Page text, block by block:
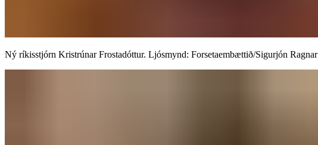
Ný ríkisstjórn Kristrúnar Frostadóttur. Ljósmynd: Forsetaembættið/Sigurjón Ragnar​​​​‌ ‍ ​‍​‍‌‍ ‌ ​‍‌‍‍‌‌‍‌ ‌‍‍‌‌‍ ‍​‍​‍​ ‍‍​‍​‍‌ ​ ‌‍​‌‌‍ ‍‌‍‍‌‌ ‌​‌ ‍‌​‍ ‍‌‍‍‌‌‍ ​‍​‍​‍ ​​‍​‍‌‍‍​‌ ​‍‌‍‌‌‌‍‌‍​‍​‍​ ‍‍​‍​‍‌‍‍​‌ ‌​‌ ‌​‌ ​​‌ ​ ​‍ ​‍ ‌‍‌‍‌‍ ‌ ​‍‌ ​ ‌‍‌‌‌ ‌​‌‍‍‌​‍ ‌‌‍‍‌‌ ​ ‌‍ ​‌‍​‌‌‍ ‍‌‍‌​‌ ​ ​‍ ‍‌ ‌‍‌‍‌‌‌ ​‍‌‍​ ‌‍‌‌‌‍ ​​‍ ‍‌‍​‌‌ ​​‌ ​​​‍ ‌ ​ ‌ ‌​‌ ‌‌‌‍‌​‌‍‍‌‌‍ ​‍ ‌‍‍‌‌‍ ‍‌ ‌​‌‍‌‌‌‍ ‍‌ ‌​​‍ ‌‍‌‌‌‍‌​‌‍‍‌‌ ‌​​‍ ‌‍ ‌‌‍ ‌‍‌​‌‍‌‌​ ‌‌ ​​‌ ​‍‌‍‌‌‌ ​ ‌‍‌‌‌‍ ‍‌ ‌​‌‍​‌‌ ‌​‌‍‍‌‌‍ ‌‍ ‍​ ‍ ‌‍‍‌‌‍‌​​ ‌‌ ​ ‌​‍‌‌​‌​‌‍‍​‌​​‌‌‍‌​‌‍​ ​ ‌‌‌‌‌​‌​​ ‌‌‍​‌‌​ ‌‌‌‌‌​‍‌​ ‌​‌​ ‌​ ​ ‌‌​ ‌‌‌‌‌‍ ‌​ ​​‌ ‍‍​ ‍ ‌ ‌​‌ ‍‌‌ ​​‌‍‌‌​ ‌‌‍ ‍‌‍‌‌‌ ‌ ‌ ​ ​ ‍ ‌ ​​‌‍​‌‌ ‌​‌‍‍​​ ‌‌ ​​‌‍​‌‌‍‌ ‌‍‌‌‌​​‍‌ ‌‌‌‍‍‌‌‍ ​‌‍‌​‌‍‌‌‌ ​‍​‍‌‌​ ‌‌‌​​‍‌‌ ‌‍‍ ‌‍‌‌‌ ‍‌​‍‌‌​ ​ ‌​‌​​‍‌‌​ ​ ‌​‌​​‍‌‌​ ​‍​ ​‍​ ‌​‌‍‌‍‌‍​‍‌‍‌​​ ‌‌​ ‍‌‌‍​ ​ ‌‍​‍ ‌​ ‌‌‌‍‌‍​ ​‌​ ‌ ​‍ ‌​ ‌​​ ‌ ​ ‌ ​ ‌​​‍ ‌​ ‍‌​ ‍​​ ​ ‌‍​‍​‍ ‌​ ‌‌‌‍‌‌‌‍‌​‌‍​‌​ ‌ ​ ‌ ​ ​​​ ​ ‌‍​‌​ ‍​​ ‍‌‌‍​ ​‍‌‌​ ​‍​ ​‍​‍‌‌​ ‌‌‌​‌​​‍ ‍‌‍‍‌‌‍ ‌‌‍​‌‌‍‌ ‌‍‌‌‌ ​ ​‍‌‌​ ‌‌‌​​‍‌‌ ‌‍‍ ‌‍‌‌‌ ‍‌​‍‌‌​ ​ ‌​‌​​‍‌‌​ ​ ‌​‌​​‍‌‌​ ​‍​ ​‍​ ​‍​ ‍‌​ ‍‌​ ​‍​ ‌‌‌‍‌‌​ ​‍​ ‍​​‍ ‌‌‍‌‌‌‍​ ​ ‍​‌‍​‌​‍ ‌​ ‌​​ ​‍​ ‍​​ ‌‌​‍ ‌‌‍​‌​ ‍​‌‍‌‍​ ​‌​‍ ‌​ ‌‍​ ‍‌‌‍​ ​ ‌​​ ​ ‌‍‌‌‌‍​‍​ ‌ ‌‍‌‌​ ‌ ‌‍​‌​ ​​​‍‌‌​ ​‍​ ​‍​‍‌‌​ ‌‌‌​‌​​‍ ‍‌‍​ ‌‍​‌‌ ​​‌ ‌​‌‍‍‌‌‍ ‌‍ ‍​ ‌‍​‍‌‍​‌‌ ​ ‌‍‌‌‌‌‌‌‌ ​‍‌‍ ​​ ‌‌‍‍​‌ ‌​‌ ‌​‌ ​​‌ ​ ​‍‌‌​ ​‍‌​‌‍​‍‌‌​ ​‍‌​‌‍‌‍‌‍‌‍ ‌ ​‍‌ ​ ‌‍‌‌‌ ‌​‌‍‍‌​‍ ‌‌‍‍‌‌ ​ ‌‍ ​‌‍​‌‌‍ ‍‌‍‌​‌ ​ ​‍ ‍‌ ‌‍‌‍‌‌‌ ​‍‌‍​ ‌‍‌‌‌‍ ​​‍ ‍‌‍​‌‌ ​​‌ ​​​‍‌‌​ ​‍‌​‌‍‌ ​ ‌ ‌​‌ ‌‌‌‍‌​‌‍‍‌‌‍ ​‍‌‍‌‍‍‌‌‍‌​​ ‌‌ ​ ‌​‍‌‌​‌​‌‍‍​‌​​‌‌‍‌​‌‍​ ​ ‌‌‌‌‌​‌​​ ‌‌‍​‌‌​ ‌‌‌‌‌​‍‌​ ‌​‌​ ‌​ ​ ‌‌​ ‌‌‌‌‌‍ ‌​ ​​‌ ‍‍​‍‌‍‌ ‌​‌ ‍‌‌ ​​‌‍‌‌​ ‌‌‍ ‍‌‍‌‌‌ ‌ ‌ ​ ​‍‌‍‌ ​​‌‍​‌‌ ‌​‌‍‍​​ ‌‌ ​​‌‍​‌‌‍‌ ‌‍‌‌‌​​‍‌ ‌‌‌‍‍‌‌‍ ​‌‍‌​‌‍‌‌‌ ​‍​‍‌‌​ ‌‌‌​​‍‌‌ ‌‍‍ ‌‍‌‌‌ ‍‌​‍‌‌​ ​ ‌​‌​​‍‌‌​ ​ ‌​‌​​‍‌‌​ ​‍​ ​‍​ ‌​‌‍‌‍‌‍​‍‌‍‌​​ ‌‌​ ‍‌‌‍​ ​ ‌‍​‍ ‌​ ‌‌‌‍‌‍​ ​‌​ ‌ ​‍ ‌​ ‌​​ ‌ ​ ‌ ​ ‌​​‍ ‌​ ‍‌​ ‍​​ ​ ‌‍​‍​‍ ‌​ ‌‌‌‍‌‌‌‍‌​‌‍​‌​ ‌ ​ ‌ ​ ​​​ ​ ‌‍​‌​ ‍​​ ‍‌‌‍​ ​‍‌‌​ ​‍​ ​‍​‍‌‌​ ‌‌‌​‌​​‍ ‍‌‍‍‌‌‍ ‌‌‍​‌‌‍‌ ‌‍‌‌‌ ​ ​‍‌‌​ ‌‌‌​​‍‌‌ ‌‍‍ ‌‍‌‌‌ ‍‌​‍‌‌​ ​ ‌​‌​​‍‌‌​ ​ ‌​‌​​‍‌‌​ ​‍​ ​‍​ ​‍​ ‍‌​ ‍‌​ ​‍​ ‌‌‌‍‌‌​ ​‍​ ‍​​‍ ‌‌‍‌‌‌‍​ ​ ‍​‌‍​‌​‍ ‌​ ‌​​ ​‍​ ‍​​ ‌‌​‍ ‌‌‍​‌​ ‍​‌‍‌‍​ ​‌​‍ ‌​ ‌‍​ ‍‌‌‍​ ​ ‌​​ ​ ‌‍‌‌‌‍​‍​ ‌ ‌‍‌‌​ ‌ ‌‍​‌​ ​​​‍‌‌​ ​‍​ ​‍​‍‌‌​ ‌‌‌​‌​​‍ ‍‌‍​ ‌‍​‌‌ ​​‌ ‌​‌‍‍‌‌‍ ‌‍ ‍​‍‌‍‌ ​​‌‍‌‌‌ ​‍‌ ​ ‌ ​​‌‍‌‌‌‍​ ‌ ‌​‌‍‍‌‌ ‌‍‌‍‌‌​ ‌‌ ​​‌ ‌‌‌‍​‍‌‍ ​‌‍‍‌‌ ​ ‌‍‍​‌‍‌‌‌‍‌​​‍​‍‌ ‌